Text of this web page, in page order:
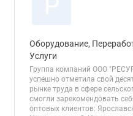
Оборудование,
Услуги
Группа компаний ООО
успешно отметила свой
рынке труда в сфере
смогли зарекомендовать
оптовых клиентов: